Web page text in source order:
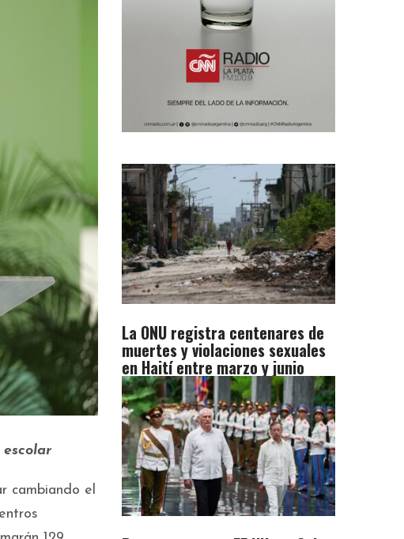
cambiando el
La ONU registra centenares de
muertes y violaciones sexuales
en Haití entre marzo y junio